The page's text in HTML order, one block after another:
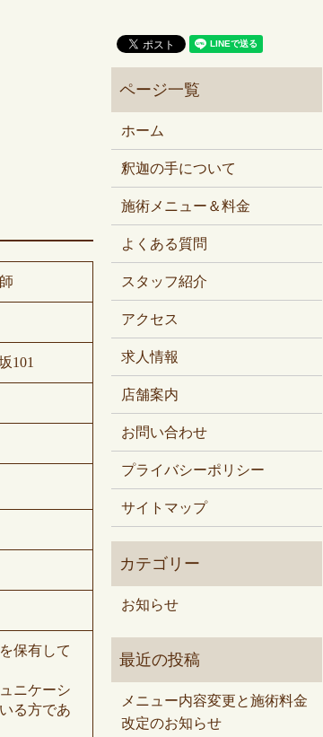
101
保有して
ニケーシ
る方であ
ホーム
釈迦の手について
施術メニュー＆料金
よくある質問
スタッフ紹介
アクセス
求人情報
店舗案内
お問い合わせ
プライバシーポリシー
サイトマップ
お知らせ
メニュー内容変更と施術料金
改定のお知らせ